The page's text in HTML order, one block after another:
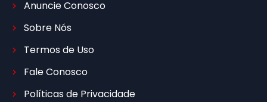
Anuncie Conosco
Sobre Nós
Termos de Uso
Fale Conosco
Políticas de Privacidade